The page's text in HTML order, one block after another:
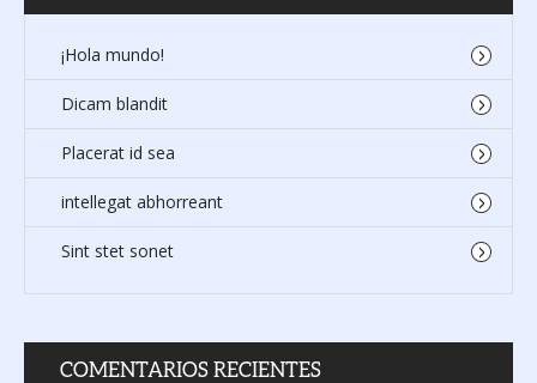
¡Hola mundo!
Dicam blandit
Placerat id sea
intellegat abhorreant
Sint stet sonet
COMENTARIOS RECIENTES